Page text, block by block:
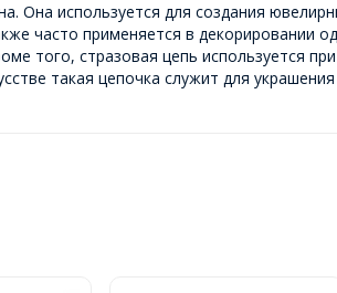
Она используется для создания
часто применяется в декорировании
того, стразовая цепь используется
такая цепочка служит для